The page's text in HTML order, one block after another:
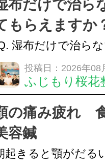
をかけ、顎関節症
ながることがあり
布だけで治ら
もらえますか
湿布だけで治ら
えますか？A. はい
布は痛みを和らげ
が、原因そのもの
こともあります。
因を確認し、お一
投稿日：2026年08
ふじもり桜花
の痛み疲れ
容鍼
起きると顎がだる